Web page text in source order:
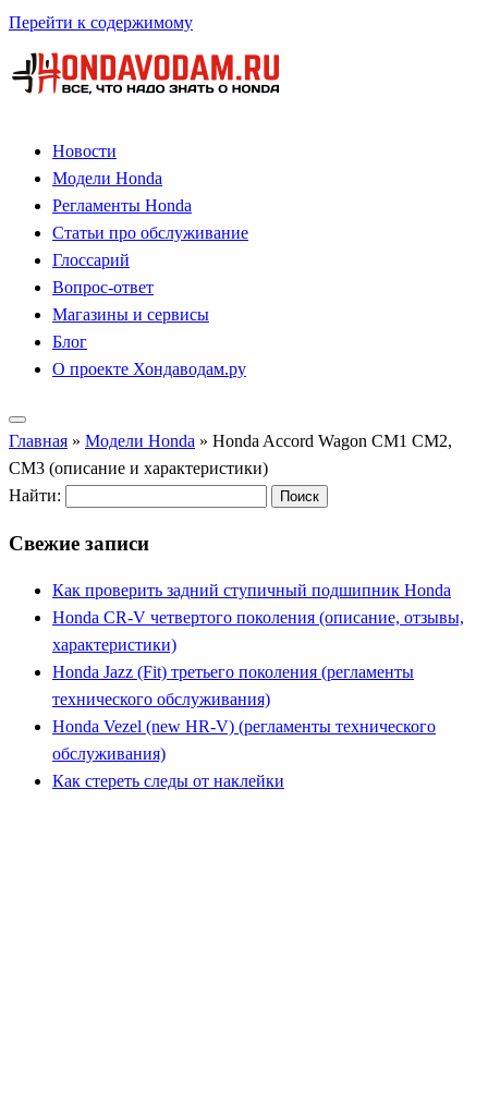
Перейти к содержимому
Новости
Модели Honda
Регламенты Honda
Статьи про обслуживание
Глоссарий
Вопрос-ответ
Магазины и сервисы
Блог
О проекте Хондаводам.ру
Главная » Модели Honda » Honda Accord Wagon CM1 CM2,
CM3 (описание и характеристики)
Найти:
Свежие записи
Как проверить задний ступичный подшипник Honda
Honda CR-V четвертого поколения (описание, отзывы,
характеристики)
Honda Jazz (Fit) третьего поколения (регламенты
технического обслуживания)
Honda Vezel (new HR-V) (регламенты технического
обслуживания)
Как стереть следы от наклейки